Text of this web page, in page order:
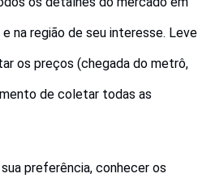
na região de seu interesse. Leve
os preços (chegada do metrô,
de coletar todas as
preferência, conhecer os